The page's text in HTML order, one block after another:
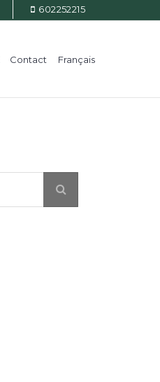
602252215
Contact Français